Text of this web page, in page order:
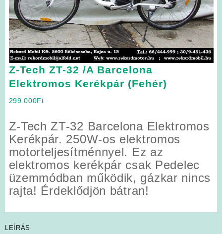
Z-Tech ZT-32 /A Barcelona
Elektromos Kerékpár (Fehér)
299 000Ft
Z-Tech ZT-32 Barcelona Elektromos
Kerékpár. 250W-os elektromos
motorteljesítménnyel. Ez az
elektromos kerékpár csak Pedelec
üzemmódban működik, gázkar nincs
rajta! Érdeklődjön bátran!
LEÍRÁS